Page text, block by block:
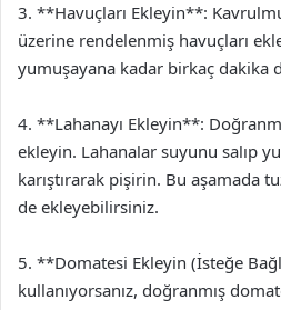
3. **Havuçları Ekleyin**:
üzerine rendelenmiş havuçları
yumuşayana kadar birkaç dakika
4. **Lahanayı Ekleyin**:
ekleyin. Lahanalar suyunu salıp
karıştırarak pişirin. Bu aşamada
de ekleyebilirsiniz.
5. **Domatesi Ekleyin (İsteğe
kullanıyorsanız, doğranmış